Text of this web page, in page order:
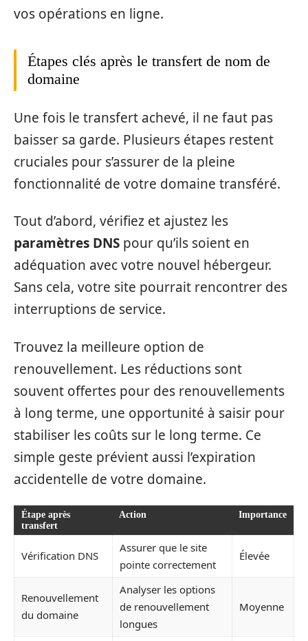
vos opérations en ligne.
Étapes clés après le transfert de nom de
domaine
Une fois le transfert achevé, il ne faut pas
baisser sa garde. Plusieurs étapes restent
cruciales pour s’assurer de la pleine
fonctionnalité de votre domaine transféré.
Tout d’abord, vérifiez et ajustez les
paramètres DNS pour qu’ils soient en
adéquation avec votre nouvel hébergeur.
Sans cela, votre site pourrait rencontrer des
interruptions de service.
Trouvez la meilleure option de
renouvellement. Les réductions sont
souvent offertes pour des renouvellements
à long terme, une opportunité à saisir pour
stabiliser les coûts sur le long terme. Ce
simple geste prévient aussi l’expiration
accidentelle de votre domaine.
Étape après
transfert
Action Importance
Vérification DNS
Assurer que le site
pointe correctement
Élevée
Renouvellement
du domaine
Analyser les options
de renouvellement
longues
Moyenne